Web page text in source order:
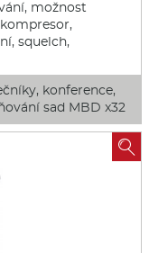
možnost
squelch,
konference,
sad MBD x32
